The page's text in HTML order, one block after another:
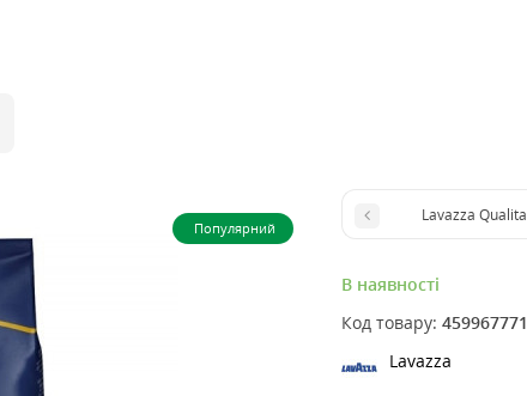
Популярний
В наявності
Код товару: 459967771
Lavazza